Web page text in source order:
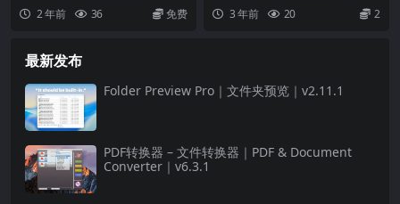
2 年前 36 免费 3 年前 20 2
最新发布
Folder Preview Pro｜文件夹预览｜v2.11.1
PDF转换器 – 文件转换器｜PDF & Document
Converter｜v6.3.1